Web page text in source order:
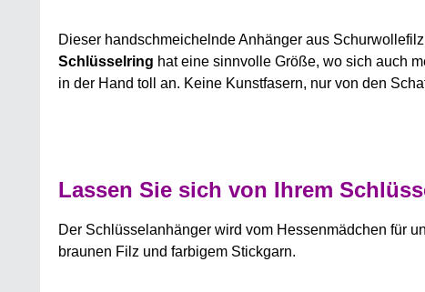
Dieser handschmeichelnde Anhänger aus
Schlüsselring hat eine sinnvolle Größe, wo sich auch
in der Hand toll an. Keine Kunstfasern, nur von den
Lassen Sie sich von Ihrem
Der Schlüsselanhänger wird vom Hessenmädchen für
braunen Filz und farbigem Stickgarn.